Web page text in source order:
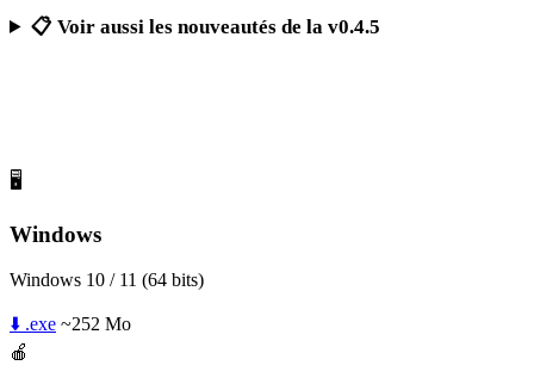
📋 Voir aussi les nouveautés de la v0.4.5
🖥️
Windows
Windows 10 / 11 (64 bits)
⬇️ .exe ~252 Mo
🍎